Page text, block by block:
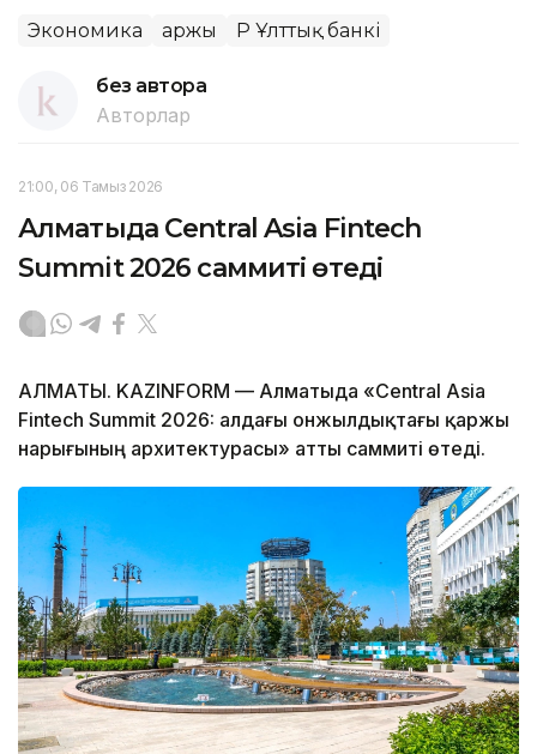
Экономика Қаржы ҚР Ұлттық банкі
без автора
Авторлар
21:00, 06 Тамыз 2026
Алматыда Central Asia Fintech
Summit 2026 саммиті өтеді
АЛМАТЫ. KAZINFORM — Алматыда «Central Asia
Fintech Summit 2026: алдағы онжылдықтағы қаржы
нарығының архитектурасы» атты саммиті өтеді.